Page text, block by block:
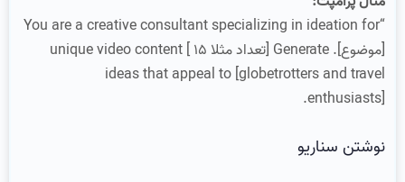
“You are a creative consultant specializing in ideation for
[موضوع]. Generate [تعداد مثلا 15 ] unique video content
ideas that appeal to [globetrotters and travel
enthusiasts].
نوشتن سناریو